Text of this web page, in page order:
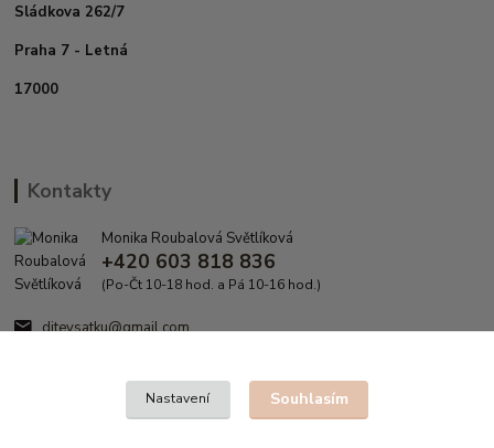
Sládkova 262/7
Praha 7 - Letná
17000
Kontakty
Monika Roubalová Světlíková
+420 603 818 836
(Po-Čt 10-18 hod. a Pá 10-16 hod.)
ditevsatku@gmail.com
Nastavení Souhlasím